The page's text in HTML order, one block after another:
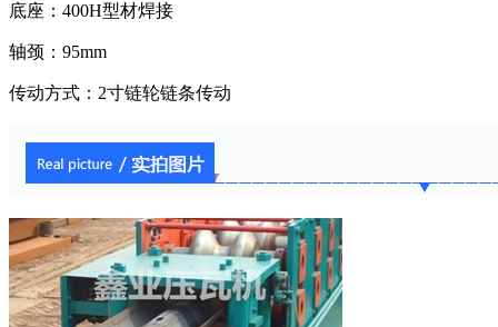
底座：400H型材焊接
轴颈：95mm
传动方式：2寸链轮链条传动